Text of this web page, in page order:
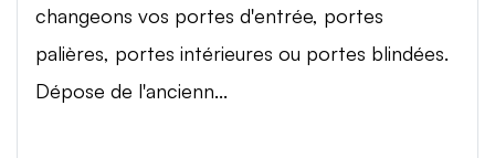
changeons vos portes d'entrée, portes
palières, portes intérieures ou portes blindées.
Dépose de l'ancienn...